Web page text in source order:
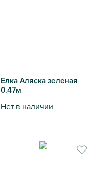
Елка Аляска зеленая
0.47м
Нет в наличии